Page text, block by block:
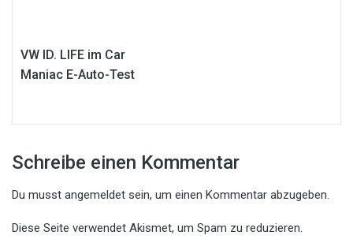
VW ID. LIFE im Car
Maniac E-Auto-Test
Schreibe einen Kommentar
Du musst angemeldet sein, um einen Kommentar abzugeben.
Diese Seite verwendet Akismet, um Spam zu reduzieren.